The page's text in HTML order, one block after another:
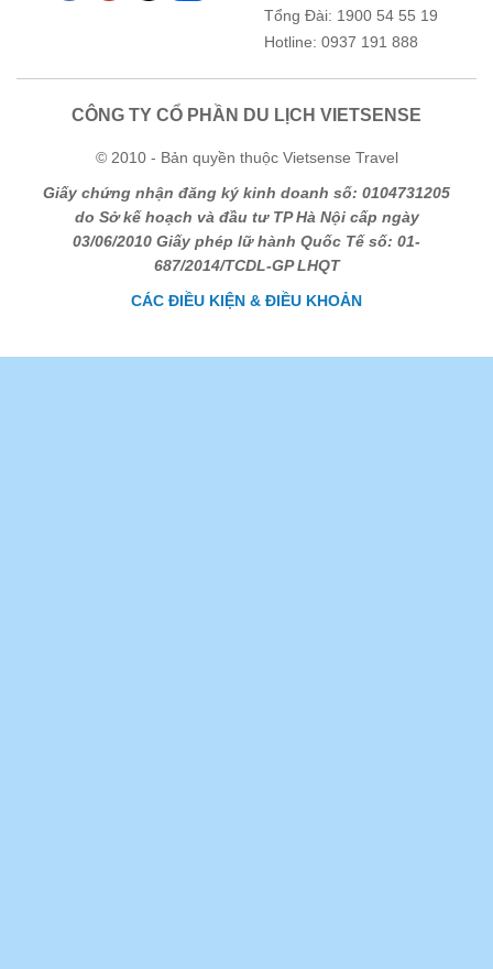
Tổng Đài: 1900 54 55 19
Hotline: 0937 191 888
CÔNG TY CỔ PHẦN DU LỊCH VIETSENSE
© 2010 - Bản quyền thuộc Vietsense Travel
Giấy chứng nhận đăng ký kinh doanh số: 0104731205
do Sở kế hoạch và đầu tư TP Hà Nội cấp ngày
03/06/2010 Giấy phép lữ hành Quốc Tế số: 01-
687/2014/TCDL-GP LHQT
CÁC ĐIỀU KIỆN & ĐIỀU KHOẢN